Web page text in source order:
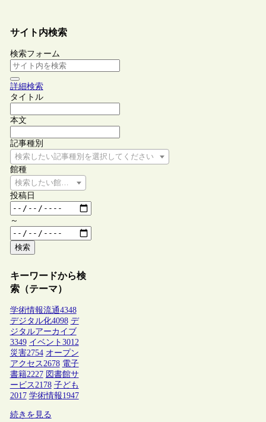
サイト内検索
検索フォーム
詳細検索
タイトル
本文
記事種別
検索したい記事種別を選択してください
館種
検索したい館種を選択してください
投稿日
～
検索
キーワードから検
索（テーマ）
学術情報流通4348
デジタル化4098 デ
ジタルアーカイブ
3349 イベント 3012
災害2754 オープン
アクセス2678 電子
書籍2227 図書館サ
ービス2178 子ども
2017 学術情報1947
続きを見る